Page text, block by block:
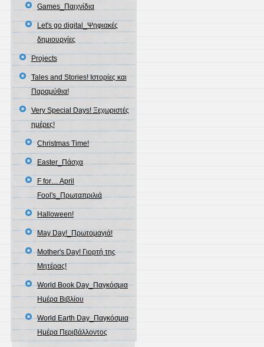
Games_Παιχνίδια
Let's go digital_Ψηφιακές
δημιουργίες
Projects
Tales and Stories! Ιστορίες και
Παραμύθια!
Very Special Days! Ξεχωριστές
ημέρες!
Christmas Time!
Easter_Πάσχα
F for… April
Fool's_Πρωταπριλιά
Halloween!
May Day!_Πρωτομαγιά!
Mother's Day! Γιορτή της
Μητέρας!
World Book Day_Παγκόσμια
Ημέρα Βιβλίου
World Earth Day_Παγκόσμια
Ημέρα Περιβάλλοντος